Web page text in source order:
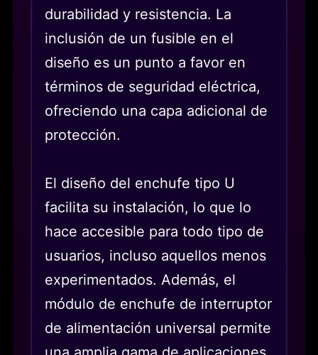
durabilidad y resistencia. La
inclusión de un fusible en el
diseño es un punto a favor en
términos de seguridad eléctrica,
ofreciendo una capa adicional de
protección.
El diseño del enchufe tipo U
facilita su instalación, lo que lo
hace accesible para todo tipo de
usuarios, incluso aquellos menos
experimentados. Además, el
módulo de enchufe de interruptor
de alimentación universal permite